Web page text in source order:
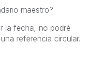
maestro?
la fecha, no podré
referencia circular.